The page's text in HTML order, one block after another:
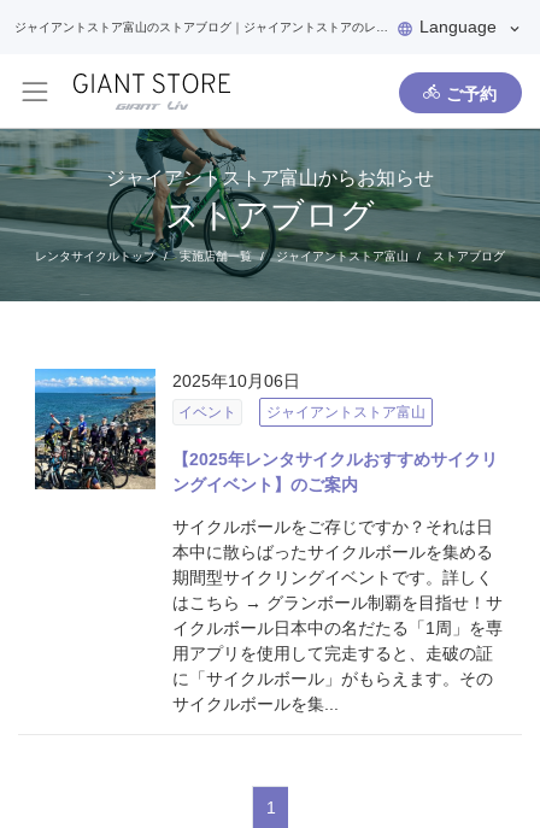
Language
ご予約
ジャイアントストア富山からお知らせ
ストアブログ
レンタサイクルトップ 実施店舗一覧 ジャイアントストア富山 ストアブログ
2025年10月06日
イベント ジャイアントストア富山
【2025年レンタサイクルおすすめサイクリ
ングイベント】のご案内
サイクルボールをご存じですか？それは日
本中に散らばったサイクルボールを集める
期間型サイクリングイベントです。詳しく
はこちら → グランボール制覇を目指せ！サ
イクルボール日本中の名だたる「1周」を専
用アプリを使用して完走すると、走破の証
に「サイクルボール」がもらえます。その
サイクルボールを集...
1